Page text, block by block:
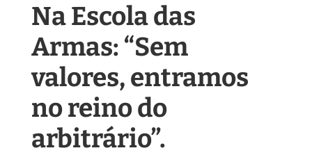
Na Escola das
Armas: “Sem
valores, entramos
no reino do
arbitrário”.